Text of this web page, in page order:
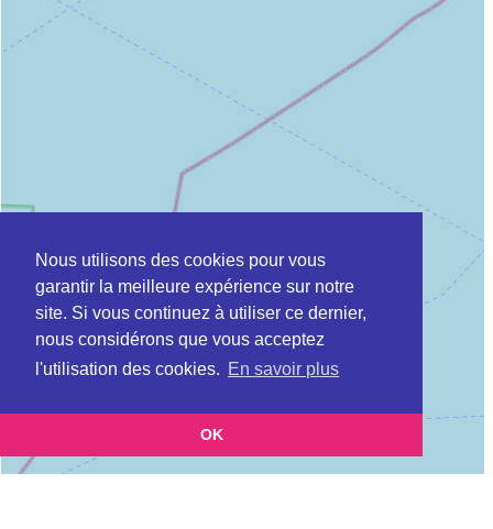
Nous utilisons des cookies pour vous
garantir la meilleure expérience sur notre
site. Si vous continuez à utiliser ce dernier,
nous considérons que vous acceptez
l'utilisation des cookies. En savoir plus
OK